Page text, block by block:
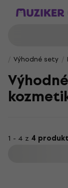
Výhodné sety
1 - 4 z 4